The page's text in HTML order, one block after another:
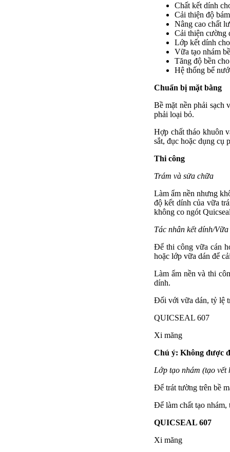
Chất kết dính
Cải thiện độ
Nâng cao chất
Cải thiện cường
Lớp kết dính
Vữa tạo nhám
Tăng độ bền
Hệ thống bể
Chuẩn bị mặt bằng
Bề mặt nền phải sạch
phải loại bỏ.
Hợp chất tháo khuôn
sắt, đục hoặc dụng cụ
Thi công
Trám và sửa chữa
Làm ẩm nền nhưng
độ kết dính của vữa
không co ngót
Tác nhân kết dính/
Để thi công vữa cán
hoặc lớp vữa dán để
Làm ẩm nền và thi
dính.
Đối với vữa dán, tỷ lệ
QUICSEAL
Xi măng 1.5
Chú ý: Không được
Lớp tạo nhám (tạo vết
Để trát tường trên bề
Để làm chất tạo nhám,
QUICSEAL 607
Xi măng